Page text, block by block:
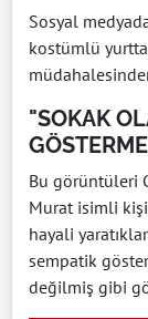
Sosyal
kostümlü
"SOKAK
Bu görüntüleri
Murat isimli
hayali
sempatik
değilmiş gibi